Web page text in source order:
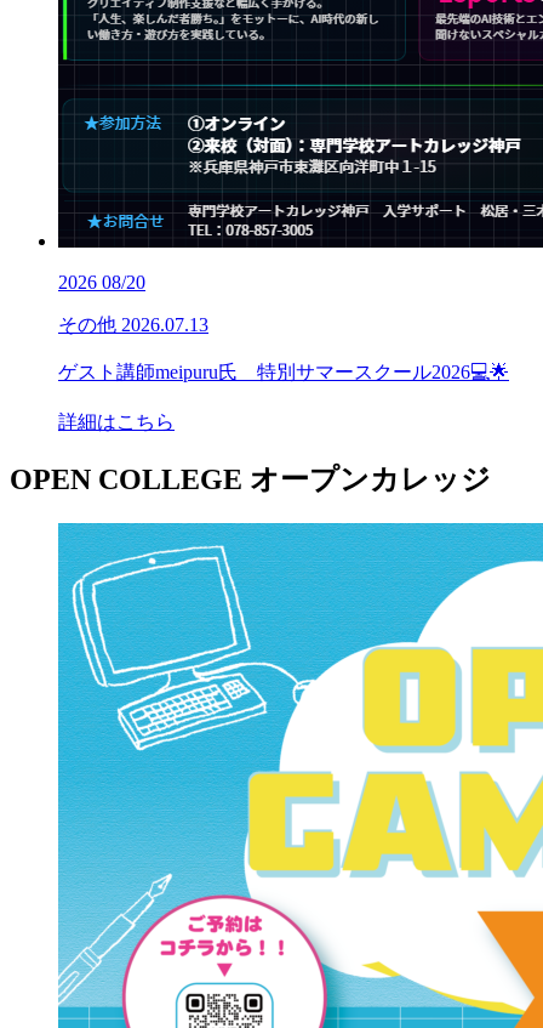
2026 08/20
その他 2026.07.13
ゲスト講師meipuru氏 特別サマースクール2026💻🌟
詳細はこちら
OPEN COLLEGE オープンカレッジ